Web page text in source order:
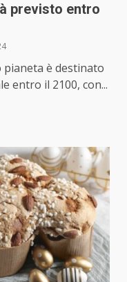
previsto entro
è destinato
entro il 2100, con...